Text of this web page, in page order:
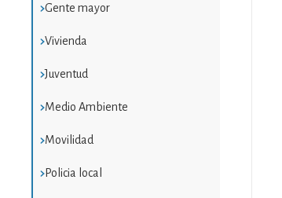
Gente mayor
Vivienda
Juventud
Medio Ambiente
Movilidad
Policia local